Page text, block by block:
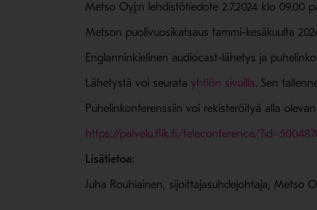
Metso Oyj:n lehdistötiedote 2.7.2024 klo 09.00
Metson puolivuosikatsaus tammi-kesäkuulta
Englanninkielinen audiocast-lähetys ja
Lähetystä voi seuratayhtiön sivuilla- Avaa
. Sen
Puhelinkonferenssiin voi rekisteröityä alla
https://palvelu.flik.fi/teleconference/
Lisätietoa:
Juha Rouhiainen, sijoittajasuhdejohtaja, Metso